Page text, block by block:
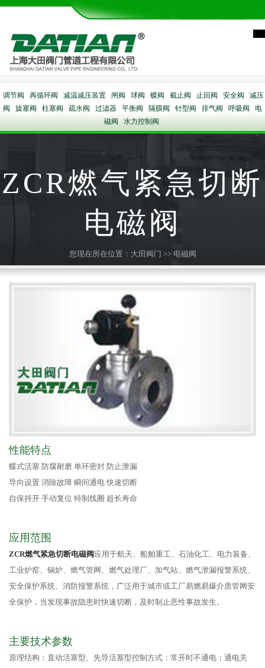
调节阀 再循环阀 减温减压装置 闸阀 球阀 蝶阀 截止阀 止回阀 安全阀
减压
阀
旋塞阀 柱塞阀 疏水阀 过滤器 平衡阀 隔膜阀 针型阀 排气阀 呼吸阀
电
磁阀
水力控制阀
ZCR燃气紧急切断
电磁阀
您现在所在位置： 大田阀门 >> 电磁阀
性能特点
蝶式活塞 防腐耐磨 单环密封 防止泄漏
导向设置 消除故障 瞬间通电 快速切断
自保持开 手动复位 特制线圈 超长寿命
应用范围
ZCR燃气紧急切断电磁阀应用于航天、船舶重工、石油化工、电力装备、
工业炉窑、锅炉、燃气管网、燃气处理厂、加气站、燃气泄漏报警系统、
安全保护系统、消防报警系统，广泛用于城市或工厂易燃易爆介质管网安
全保护，当发现事故隐患时快速切断，及时制止恶性事故发生。
主要技术参数
原理结构：直动活塞型、先导活塞型控制方式：常开时不通电；通电关